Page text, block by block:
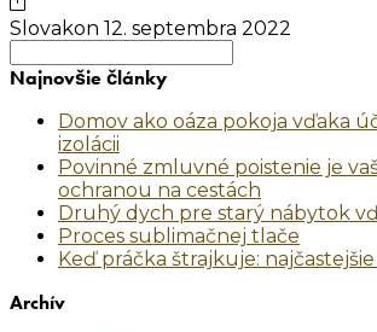
Slovakon 12. septembra 2022
for:
Najnovšie články
Domov ako oáza pokoja vďaka
izolácii
Povinné zmluvné poistenie je
ochranou na cestách
Druhý dych pre starý nábytok
Proces sublimačnej tlače
Keď práčka štrajkuje:
Archív